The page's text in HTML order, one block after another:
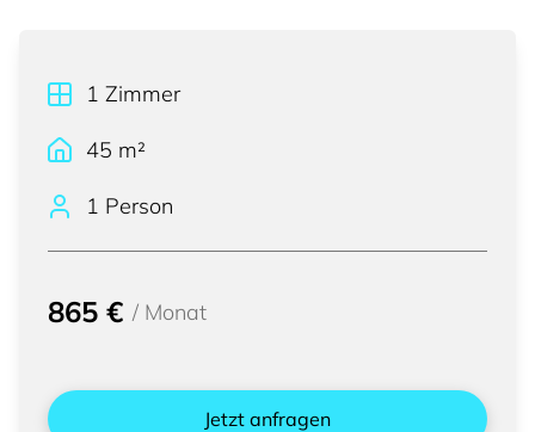
1 Zimmer
45 m²
1 Person
865 € / Monat
Jetzt anfragen